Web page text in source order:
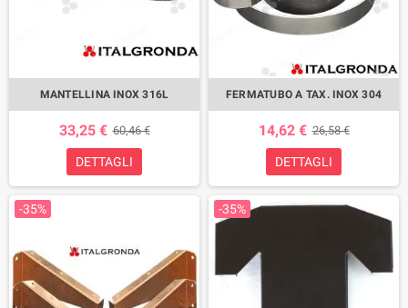
MANTELLINA INOX 316L
33,25 € 60,46 €
DETTAGLI
FERMATUBO A TAX. INOX 304
14,62 € 26,58 €
DETTAGLI
-35% -35%